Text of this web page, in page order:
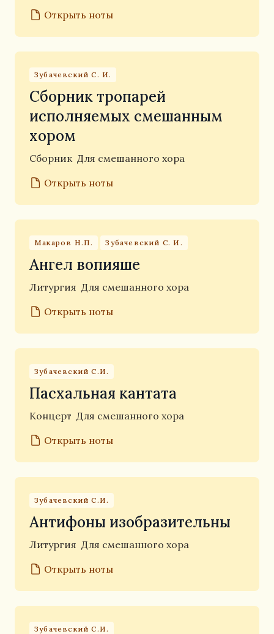
Открыть ноты
Зубачевский С. И.
Сборник тропарей
исполняемых смешанным
хором
Сборник Для смешанного хора
Открыть ноты
Макаров Н.П. Зубачевский С. И.
Ангел вопияше
Литургия Для смешанного хора
Открыть ноты
Зубачевский С.И.
Пасхальная кантата
Концерт Для смешанного хора
Открыть ноты
Зубачевский С.И.
Антифоны изобразительны
Литургия Для смешанного хора
Открыть ноты
Зубачевский С.И.